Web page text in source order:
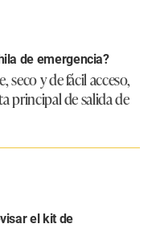
de emergencia?
seco y de fácil acceso,
principal de salida de
el kit de